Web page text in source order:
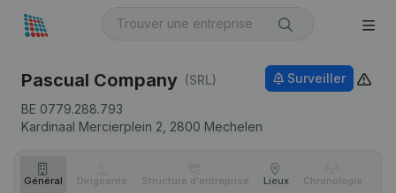
Pascual Company (SRL)
BE 0779.288.793
Kardinaal Mercierplein 2, 2800 Mechelen
Surveiller
Général Dirigeants Structure d'entreprise Lieux Chronologie